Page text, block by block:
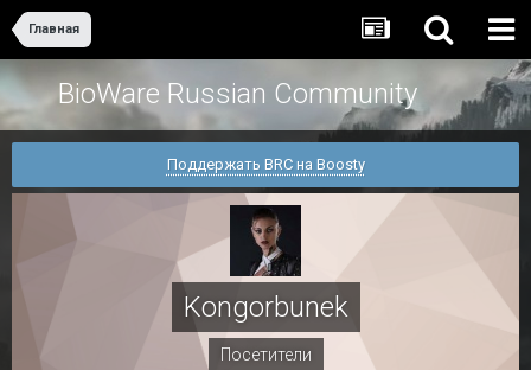
Главная
BioWare Russian Community
Поддержать BRC на Boosty
Kongorbunek
Посетители